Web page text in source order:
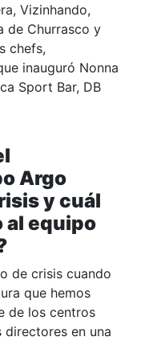
Vizinhando,
de Churrasco y
chefs,
inauguró Nonna
Sport Bar, DB
Argo
y cuál
al equipo
de crisis cuando
que hemos
de los centros
en una